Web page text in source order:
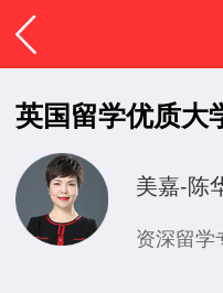
英国留学优质大
美嘉-陈
资深留学